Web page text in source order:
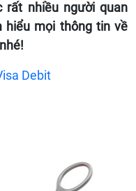
rất nhiều người quan
mọi thông tin về
Debit